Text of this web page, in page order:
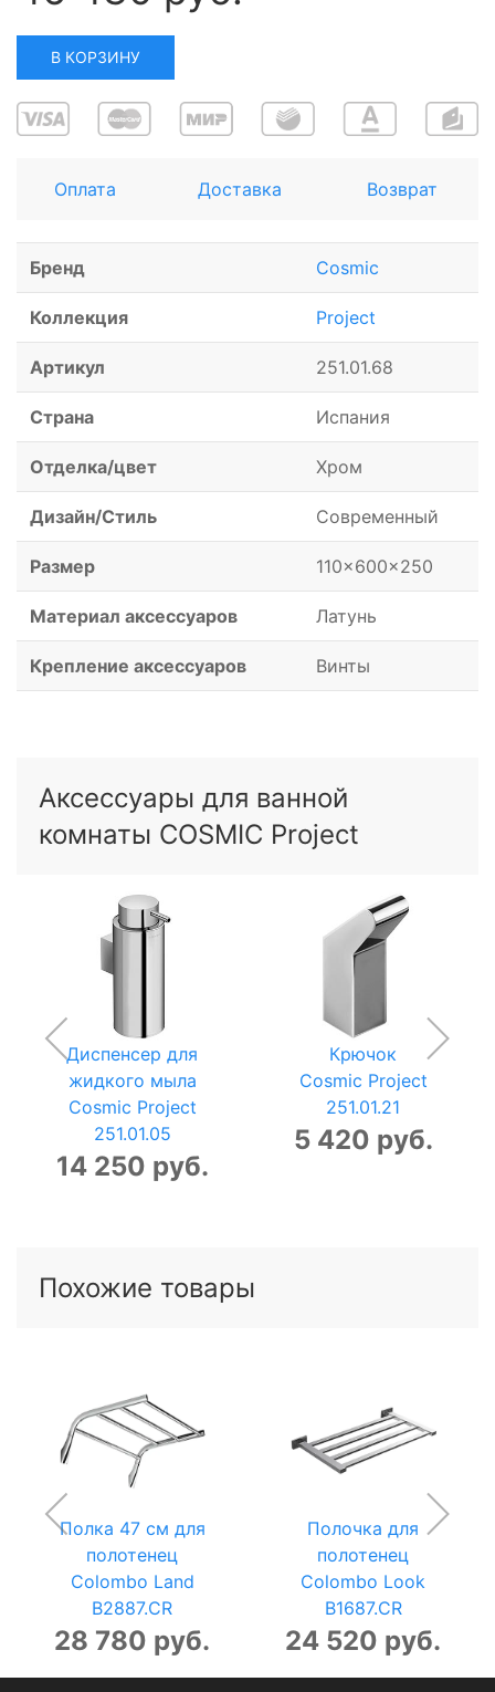
В КОРЗИНУ
Оплата Доставка Возврат
Бренд Cosmic
Коллекция Project
Артикул 251.01.68
Страна Испания
Отделка/цвет Хром
Дизайн/Стиль Современный
Размер 110x600x250
Материал аксессуаров Латунь
Крепление аксессуаров Винты
Аксессуары для ванной
комнаты COSMIC Project
Диспенсер для
жидкого мыла
Cosmic Project
251.01.05
14 250 руб.
Крючок
Cosmic Project
251.01.21
5 420 руб.
Похожие товары
Полка 47 см для
полотенец
Colombo Land
B2887.CR
28 780 руб.
Полочка для
полотенец
Colombo Look
B1687.CR
24 520 руб.